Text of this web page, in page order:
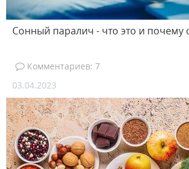
Сонный паралич - что это и почему
Комментариев: 7
03.04.2023